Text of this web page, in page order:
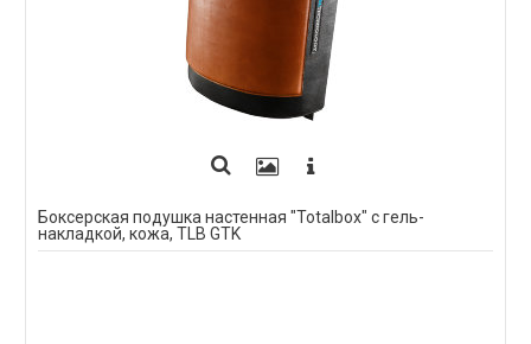
Боксерская подушка настенная "Totalbox" с гель-
накладкой, кожа, TLB GTK